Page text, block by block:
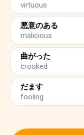
virtuous
悪意のある
malicious
曲がった
crooked
だます
fooling